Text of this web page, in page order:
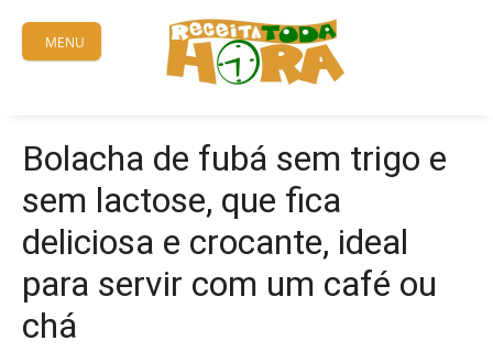
content
MENU
Bolacha de fubá sem trigo e
sem lactose, que fica
deliciosa e crocante, ideal
para servir com um café ou
chá